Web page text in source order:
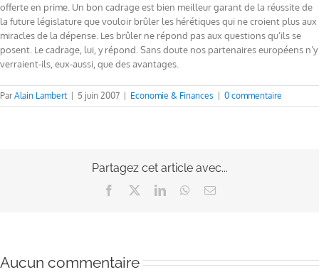
offerte en prime. Un bon cadrage est bien meilleur garant de la réussite de
la future législature que vouloir brûler les hérétiques qui ne croient plus aux
miracles de la dépense. Les brûler ne répond pas aux questions qu’ils se
posent. Le cadrage, lui, y répond. Sans doute nos partenaires européens n’y
verraient-ils, eux-aussi, que des avantages.
ParAlain Lambert 5 juin 2007 Economie & Finances 0 commentaire
Partagez cet article avec...
Facebook LinkedInWhatsApp
Email
Aucun commentaire